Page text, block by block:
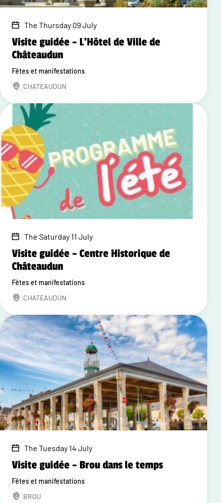
The Thursday 09 July
Visite guidée – L'Hôtel de Ville de
Châteaudun
Fêtes et manifestations
CHATEAUDUN
The Saturday 11 July
Visite guidée – Centre Historique de
Châteaudun
Fêtes et manifestations
CHATEAUDUN
The Tuesday 14 July
Visite guidée – Brou dans le temps
Fêtes et manifestations
BROU